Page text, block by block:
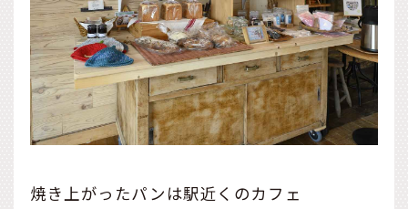
焼き上がったパンは駅近くのカフェ